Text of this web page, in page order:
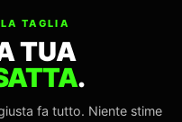
TAGLIA
TUA
.
fa tutto. Niente stime